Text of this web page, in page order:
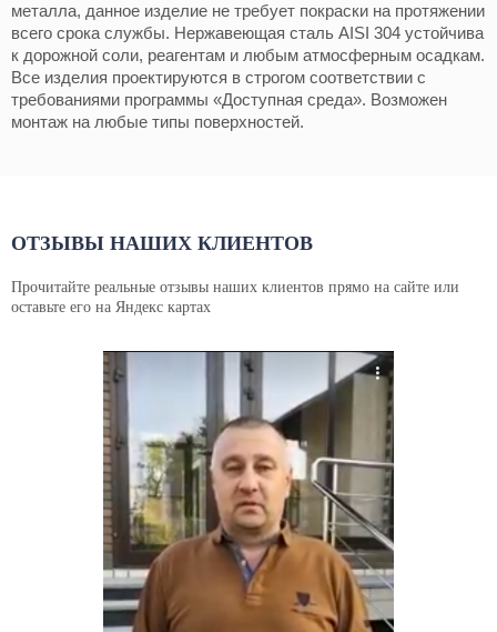
металла, данное изделие не требует покраски на протяжении
всего срока службы. Нержавеющая сталь AISI 304 устойчива
к дорожной соли, реагентам и любым атмосферным осадкам.
Все изделия проектируются в строгом соответствии с
требованиями программы «Доступная среда». Возможен
монтаж на любые типы поверхностей.
ОТЗЫВЫ НАШИХ КЛИЕНТОВ
Прочитайте реальные отзывы наших клиентов прямо на сайте или
оставьте его на Яндекс картах